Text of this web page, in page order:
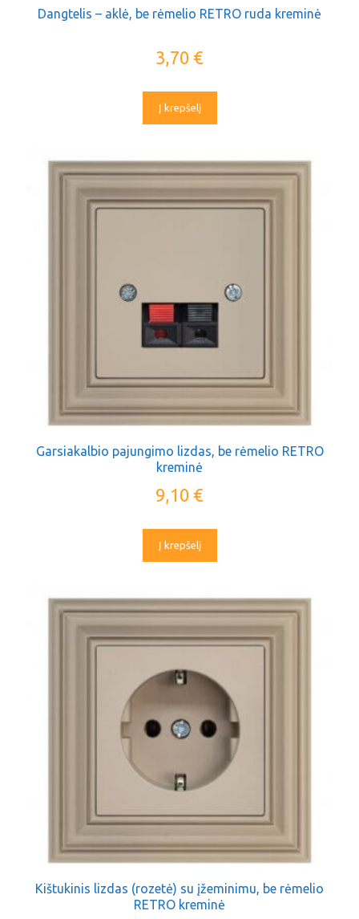
Dangtelis – aklė, be rėmelio RETRO ruda kreminė
3,70 €
Į krepšelį
Garsiakalbio pajungimo lizdas, be rėmelio RETRO
kreminė
9,10 €
Į krepšelį
Kištukinis lizdas (rozetė) su įžeminimu, be rėmelio
RETRO kreminė